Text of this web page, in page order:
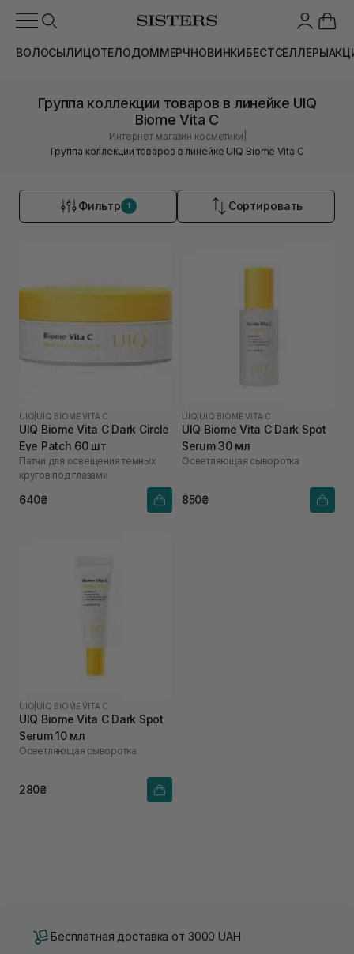
ВОЛОСЫЛИЦОТЕЛОДОММЕРЧНОВИНКИБЕСТСЕЛЛЕРЫ
Группа коллекции товаров в линейке UIQ
Biome Vita C
Интернет магазин косметики
Группа коллекции товаров в линейке UIQ Biome Vita C
Фильтр 1 Сортировать
UIQ UIQ BIOME VITA C
UIQ Biome Vita C Dark Circle
Eye Patch 60 шт
Патчи для освещения темных
кругов под глазами
640₴
UIQ UIQ BIOME VITA C
UIQ Biome Vita C Dark Spot
Serum 30 мл
Осветляющая сыворотка
850₴
UIQ UIQ BIOME VITA C
UIQ Biome Vita C Dark Spot
Serum 10 мл
Осветляющая сыворотка
280₴
Бесплатная доставка от 3000 UAH